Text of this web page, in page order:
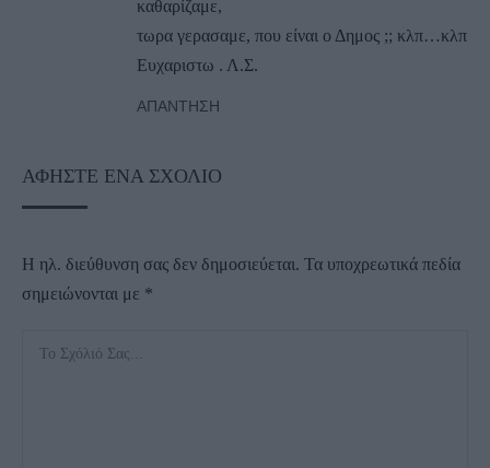
καθαρίζαμε,
τωρα γερασαμε, που είναι ο Δημος ;; κλπ…κλπ
Ευχαριστω . Λ.Σ.
ΑΠΆΝΤΗΣΗ
ΑΦΉΣΤΕ ΈΝΑ ΣΧΌΛΙΟ
Η ηλ. διεύθυνση σας δεν δημοσιεύεται. Τα υποχρεωτικά πεδία
σημειώνονται με *